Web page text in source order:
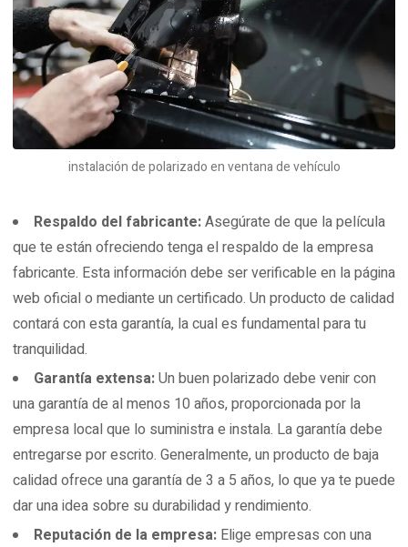
instalación de polarizado en ventana de vehículo
Respaldo del fabricante:Asegúrate de que la película
que te están ofreciendo tenga el respaldo de la empresa
fabricante. Esta información debe ser verificable en la página
web oficial o mediante un certificado. Un producto de calidad
contará con esta garantía, la cual es fundamental para tu
tranquilidad.
Garantía extensa:Un buen polarizado debe venir con
una garantía de al menos 10 años, proporcionada por la
empresa local que lo suministra e instala. La garantía debe
entregarse por escrito. Generalmente, un producto de baja
calidad ofrece una garantía de 3 a 5 años, lo que ya te puede
dar una idea sobre su durabilidad y rendimiento.
Reputación de la empresa: Elige empresas con una